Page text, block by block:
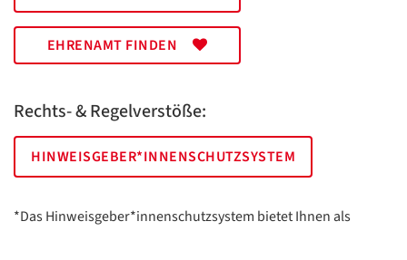
EHRENAMT FINDEN
Rechts- & Regelverstöße:
HINWEISGEBER*INNENSCHUTZSYSTEM
*Das Hinweisgeber*innenschutzsystem bietet Ihnen als